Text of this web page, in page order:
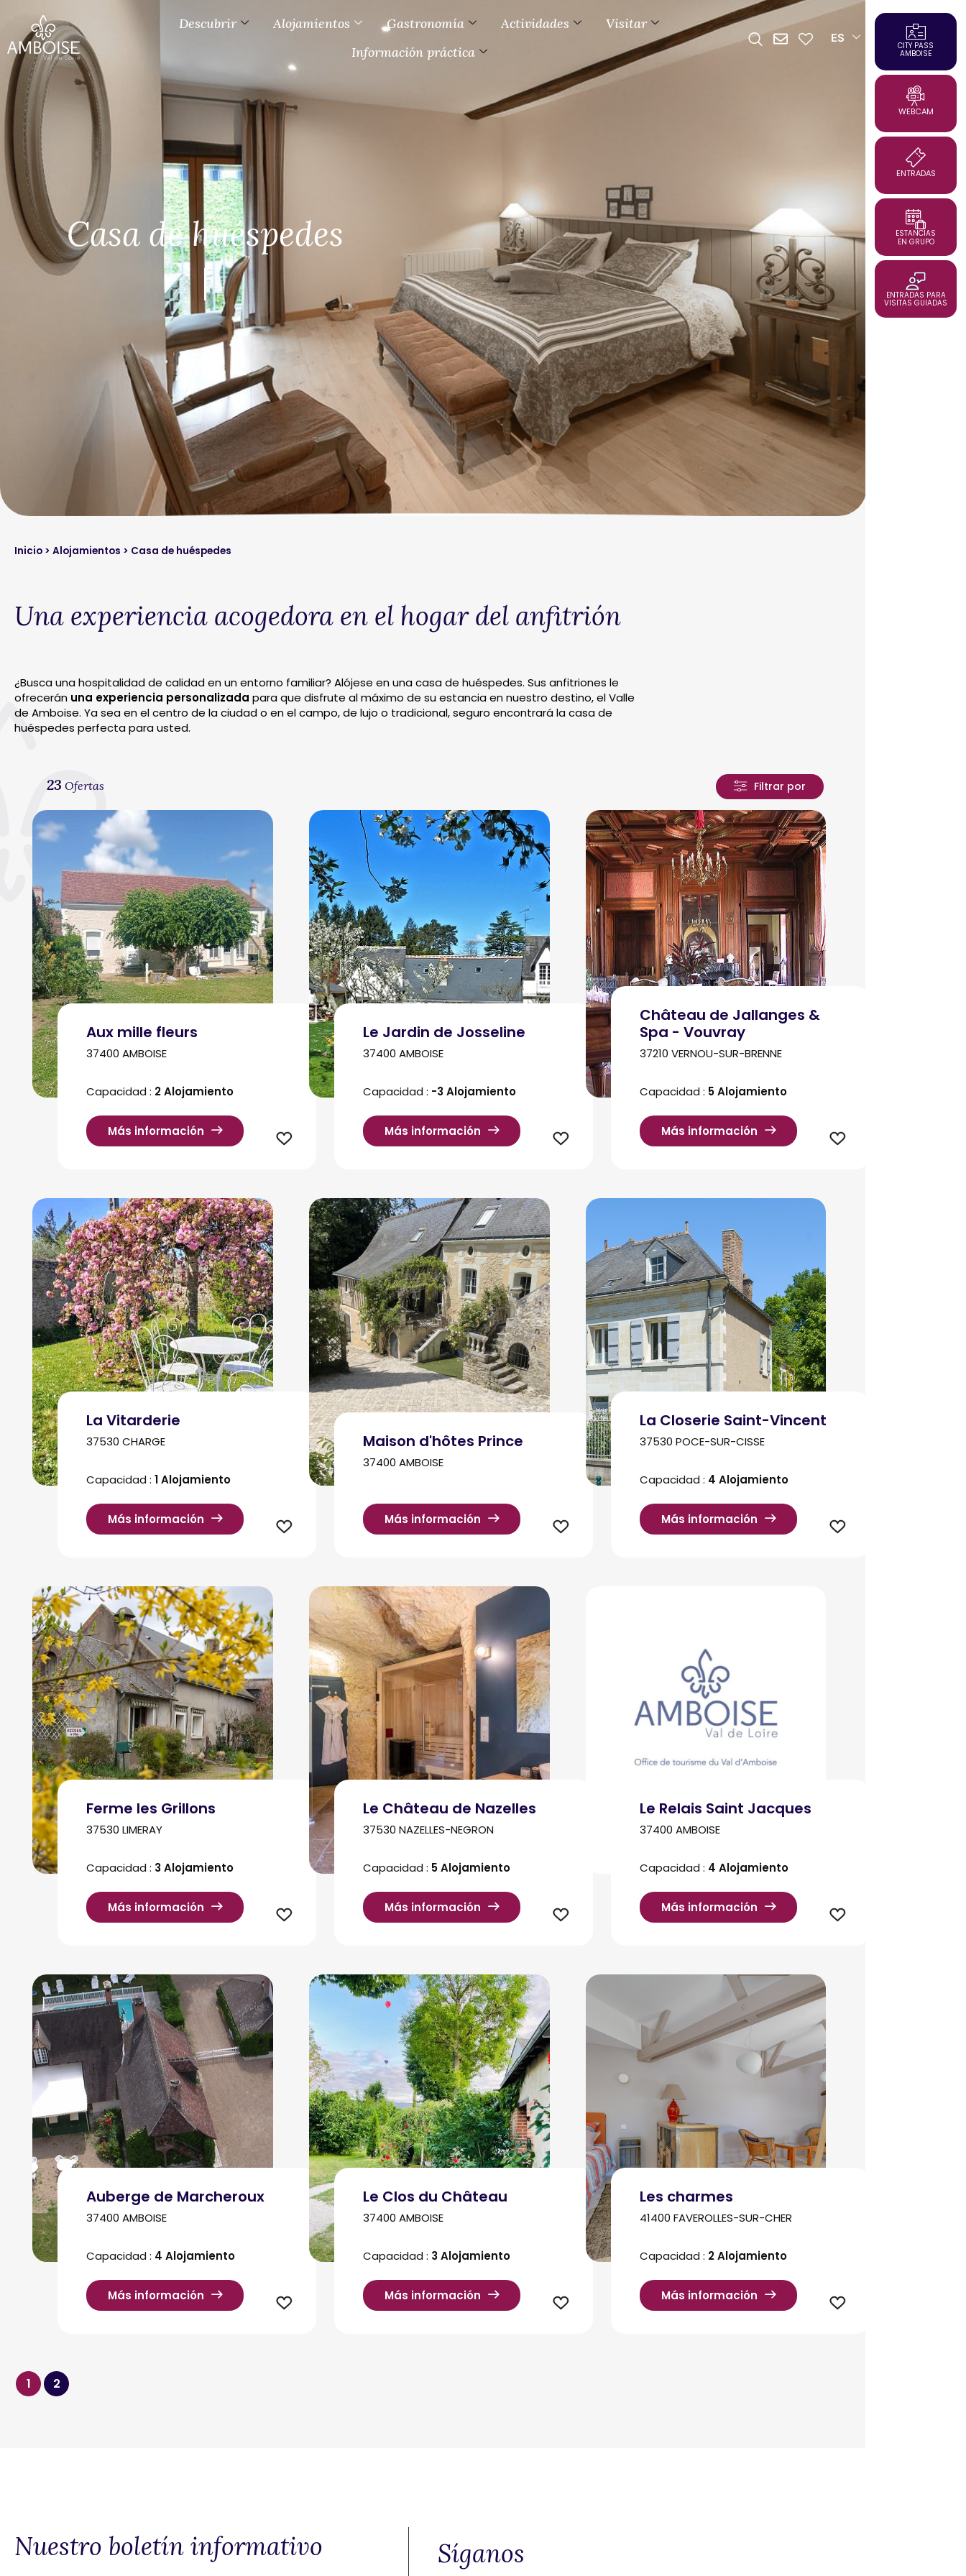
Descubrir Alojamientos Gastronomía Actividades
Visitar
Información práctica
ES
CITY PASS
AMBOISE
WEBCAM
ENTRADAS
ESTANCIAS
EN GRUPO
ENTRADAS PARA
VISITAS GUIADAS
Casa de huéspedes
Inicio > Alojamientos > Casa de huéspedes
Una experiencia acogedora en el hogar del anfitrión
¿Busca una hospitalidad de calidad en un entorno familiar? Alójese en una casa de huéspedes. Sus anfitriones le
ofrecerán una experiencia personalizada para que disfrute al máximo de su estancia en nuestro destino, el Valle
de Amboise. Ya sea en el centro de la ciudad o en el campo, de lujo o tradicional, seguro encontrará la casa de
huéspedes perfecta para usted.
Filtrar por
23 Ofertas
Aux mille fleurs
37400 AMBOISE
Capacidad : 2 Alojamiento
Más información
Le Jardin de Josseline
37400 AMBOISE
Capacidad : -3 Alojamiento
Más información
Château de Jallanges &
Spa - Vouvray
37210 VERNOU-SUR-BRENNE
Capacidad : 5 Alojamiento
Más información
La Vitarderie
37530 CHARGE
Capacidad : 1 Alojamiento
Más información
Maison d'hôtes Prince
37400 AMBOISE
Más información
La Closerie Saint-Vincent
37530 POCE-SUR-CISSE
Capacidad : 4 Alojamiento
Más información
Ferme les Grillons
37530 LIMERAY
Capacidad : 3 Alojamiento
Más información
Le Château de Nazelles
37530 NAZELLES-NEGRON
Capacidad : 5 Alojamiento
Más información
Le Relais Saint Jacques
37400 AMBOISE
Capacidad : 4 Alojamiento
Más información
Auberge de Marcheroux
37400 AMBOISE
Capacidad : 4 Alojamiento
Más información
Le Clos du Château
37400 AMBOISE
Capacidad : 3 Alojamiento
Más información
Les charmes
41400 FAVEROLLES-SUR-CHER
Capacidad : 2 Alojamiento
Más información
1 2
Nuestro boletín informativo Síganos